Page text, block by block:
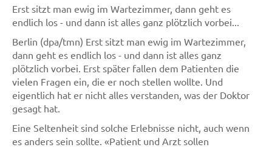
Erst sitzt man ewig im Wartezimmer, dann geht es
endlich los - und dann ist alles ganz plötzlich vorbei...
Berlin (dpa/tmn) Erst sitzt man ewig im Wartezimmer,
dann geht es endlich los - und dann ist alles ganz
plötzlich vorbei. Erst später fallen dem Patienten die
vielen Fragen ein, die er noch stellen wollte. Und
eigentlich hat er nicht alles verstanden, was der Doktor
gesagt hat.
Eine Seltenheit sind solche Erlebnisse nicht, auch wenn
es anders sein sollte. «Patient und Arzt sollen